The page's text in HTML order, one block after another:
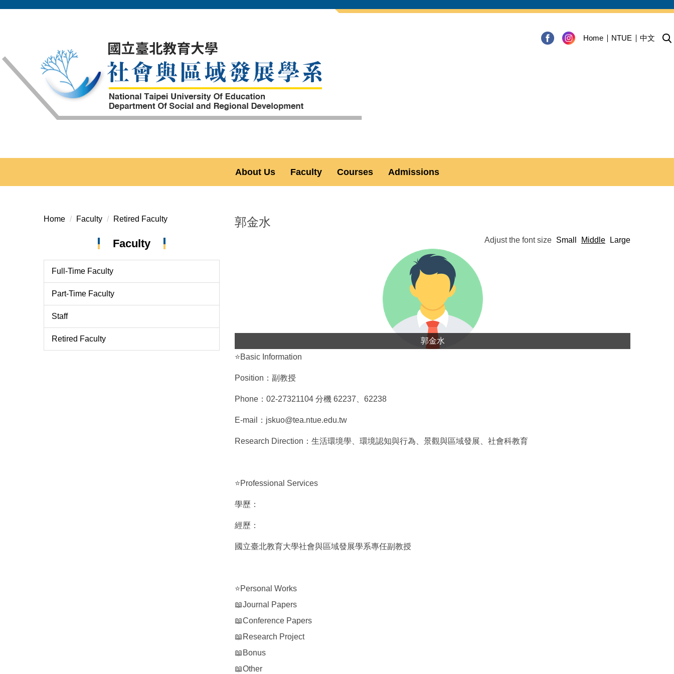
Jump
content
block
Home NTUE 中文
About Us Faculty Courses Admissions
Home Faculty Retired Faculty
Faculty
Full-Time Faculty
Part-Time Faculty
Staff
Retired Faculty
郭金水
Adjust the font size Small Middle Large
郭金水
⭐Basic Information
Position：副教授
Phone：02-27321104 分機 62237、62238
E-mail：jskuo@tea.ntue.edu.tw
Research Direction：生活環境學、環境認知與行為、景觀與區域發展、社會科教育
⭐Professional Services
學歷：
經歷：
國立臺北教育大學社會與區域發展學系專任副教授
⭐Personal Works
📖Journal Papers
📖Conference Papers
📖Research Project
📖Bonus
📖Other